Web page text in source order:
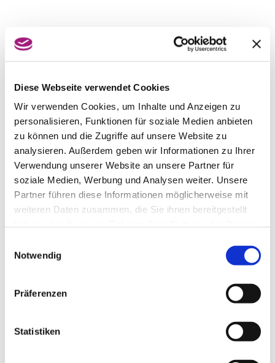
Diese Webseite verwendet Cookies
Wir verwenden Cookies, um Inhalte und Anzeigen zu
personalisieren, Funktionen für soziale Medien anbieten
zu können und die Zugriffe auf unsere Website zu
analysieren. Außerdem geben wir Informationen zu Ihrer
Verwendung unserer Website an unsere Partner für
soziale Medien, Werbung und Analysen weiter. Unsere
Partner führen diese Informationen möglicherweise mit
weiteren Daten zusammen, die Sie ihnen bereitgestellt
Notwendig
Präferenzen
Statistiken